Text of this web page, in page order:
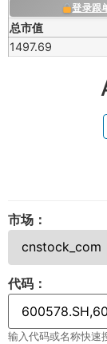
登录跟
总市值
1497.69
市场：
代码：
输入代码或名称快速